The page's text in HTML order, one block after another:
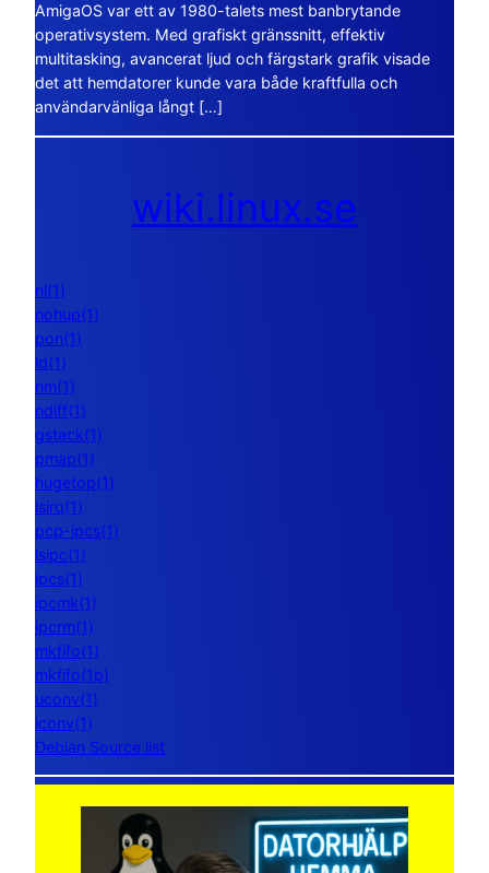
AmigaOS var ett av 1980-talets mest banbrytande
operativsystem. Med grafiskt gränssnitt, effektiv
multitasking, avancerat ljud och färgstark grafik visade
det att hemdatorer kunde vara både kraftfulla och
användarvänliga långt […]
wiki.linux.se
nl(1)
nohup(1)
pon(1)
ld(1)
nm(1)
ndiff(1)
gstack(1)
pmap(1)
hugetop(1)
lsirq(1)
pcp-ipcs(1)
lsipc(1)
ipcs(1)
ipcmk(1)
ipcrm(1)
mkfifo(1)
mkfifo(1p)
uconv(1)
iconv(1)
Debian Source list